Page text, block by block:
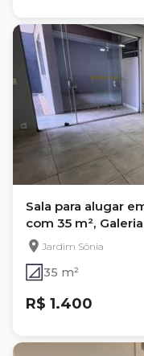
Sala para alugar
com 35 m²,
Jardim Sônia
35 m²
R$ 1.400